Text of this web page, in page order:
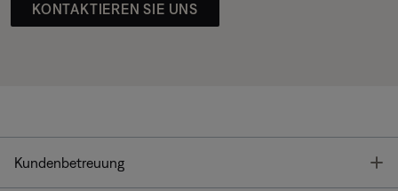
KONTAKTIEREN SIE UNS
Kundenbetreuung